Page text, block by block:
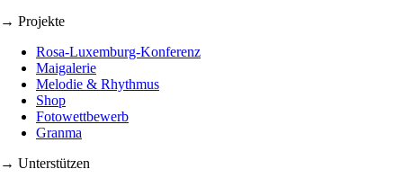
→ Projekte
Rosa-Luxemburg-Konferenz
Maigalerie
Melodie & Rhythmus
Shop
Fotowettbewerb
Granma
→ Unterstützen